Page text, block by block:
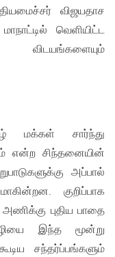
விஜயதாச
வெளியிட்ட
மக்கள் சார்ந்து
என்ற சிந்தனையின்
அப்பால்
குறிப்பாக
புதிய பாதை
இந்த மூன்று
சந்தர்ப்பங்களும்